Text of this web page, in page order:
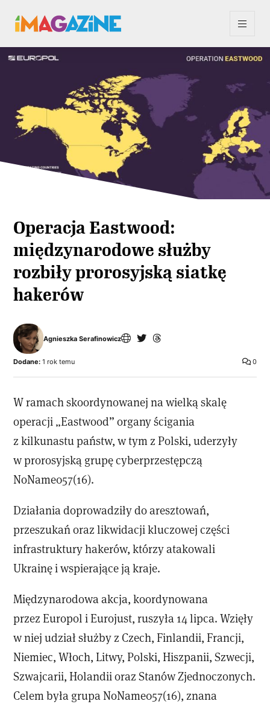
Operacja Eastwood:
międzynarodowe służby
rozbiły prorosyjską siatkę
hakerów
Agnieszka Serafinowicz
0
Dodane: 1 rok temu
W ramach skoordynowanej na wielką skalę
operacji „Eastwood” organy ścigania
z kilkunastu państw, w tym z Polski, uderzyły
w prorosyjską grupę cyberprzestępczą
NoName057(16).
Działania doprowadziły do aresztowań,
przeszukań oraz likwidacji kluczowej części
infrastruktury hakerów, którzy atakowali
Ukrainę i wspierające ją kraje.
Międzynarodowa akcja, koordynowana
przez Europol i Eurojust, ruszyła 14 lipca. Wzięły
w niej udział służby z Czech, Finlandii, Francji,
Niemiec, Włoch, Litwy, Polski, Hiszpanii, Szwecji,
Szwajcarii, Holandii oraz Stanów Zjednoczonych.
Celem była grupa NoName057(16), znana